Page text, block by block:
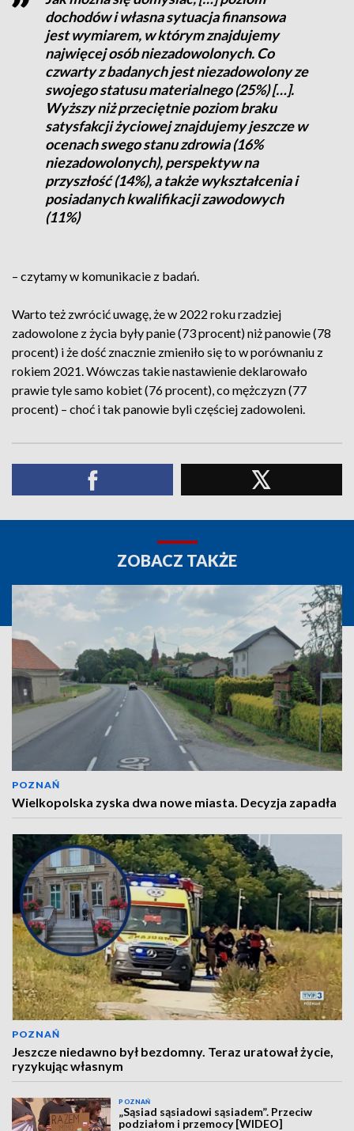
dochodów i własna sytuacja finansowa
jest wymiarem, w którym znajdujemy
najwięcej osób niezadowolonych. Co
czwarty z badanych jest niezadowolony ze
swojego statusu materialnego (25%) […].
Wyższy niż przeciętnie poziom braku
satysfakcji życiowej znajdujemy jeszcze w
ocenach swego stanu zdrowia (16%
niezadowolonych), perspektyw na
przyszłość (14%), a także wykształcenia i
posiadanych kwalifikacji zawodowych
(11%)
– czytamy w komunikacie z badań.
Warto też zwrócić uwagę, że w 2022 roku rzadziej
zadowolone z życia były panie (73 procent) niż panowie (78
procent) i że dość znacznie zmieniło się to w porównaniu z
rokiem 2021. Wówczas takie nastawienie deklarowało
prawie tyle samo kobiet (76 procent), co mężczyzn (77
procent) – choć i tak panowie byli częściej zadowoleni.
ZOBACZ TAKŻE
POZNAŃ
Wielkopolska zyska dwa nowe miasta. Decyzja zapadła
POZNAŃ
Jeszcze niedawno był bezdomny. Teraz uratował życie,
ryzykując własnym
POZNAŃ
„Sąsiad sąsiadowi sąsiadem”. Przeciw
podziałom i przemocy [WIDEO]